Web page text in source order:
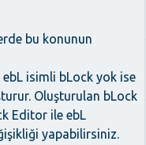
bu konunun
ebL isimli bLock yok ise
Oluşturulan bLock
Editor ile ebL
yapabilirsiniz.